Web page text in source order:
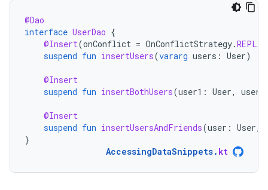
@Dao
interface UserDao {
@Insert(onConflict = OnConflictStrategy.
suspend fun insertUsers(vararg users : User)
@Insert
suspend fun insertBothUsers(user1 : User, user2
@Insert
suspend fun insertUsersAndFriends(user : User,
}
AccessingDataSnippets. kt